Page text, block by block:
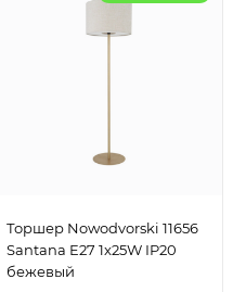
Торшер Nowodvorski 11656
Santana E27 1x25W IP20
бежевый